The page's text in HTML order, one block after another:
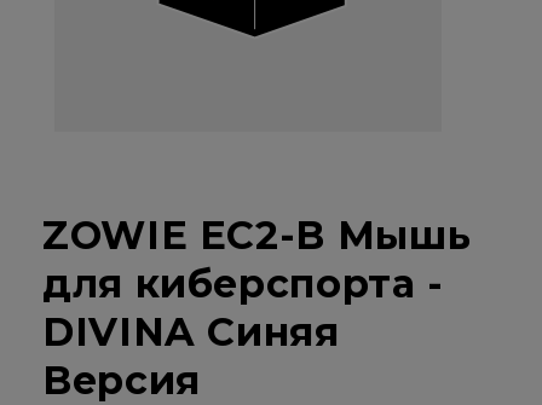
ZOWIE EC2-B Мышь
для киберспорта -
DIVINA Синяя
Версия